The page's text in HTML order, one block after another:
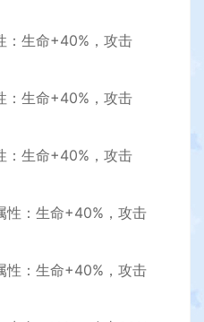
：生命+40%，攻击
：生命+40%，攻击
：生命+40%，攻击
性：生命+40%，攻击
性：生命+40%，攻击